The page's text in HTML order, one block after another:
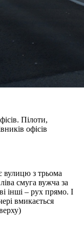
Пілоти,
офісів
вулицю з трьома
смуга вужча за
інші – рух прямо. І
вмикається